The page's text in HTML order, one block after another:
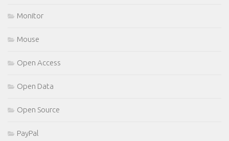
Monitor
Mouse
Open Access
Open Data
Open Source
PayPal